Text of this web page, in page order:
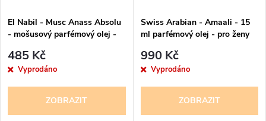
El Nabil - Musc Anass Absolu
- mošusový parfémový olej -
12 ml - 100% Esencí
485 Kč
Vyprodáno
ZOBRAZIT
Swiss Arabian - Amaali - 15
ml parfémový olej - pro ženy
990 Kč
Vyprodáno
ZOBRAZIT